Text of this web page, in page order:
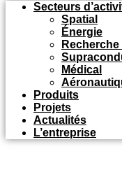
Secteurs
Spatial
Énergie
Médical
Produits
Projets
Actualités
L’entreprise